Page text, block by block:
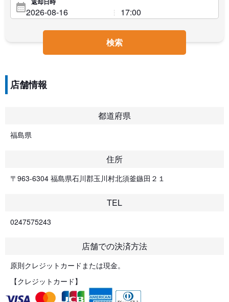
検索
店舗情報
都道府県
福島県
住所
〒963-6304 福島県石川郡玉川村北須釜鏃田２１
TEL
0247575243
店舗での決済方法
原則クレジットカードまたは現金。
【クレジットカード】